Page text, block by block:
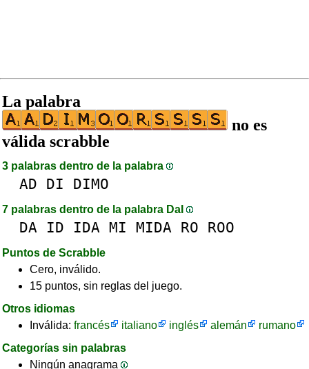
La palabra
no es
válida scrabble
3 palabras dentro de la palabra
AD DI DIMO
7 palabras dentro de la palabra DaI
DA ID IDA MI MIDA RO ROO
Puntos de Scrabble
Cero, inválido.
15 puntos, sin reglas del juego.
Otros idiomas
Inválida: francés italiano inglés alemán
rumano
Categorías sin palabras
Ningún anagrama